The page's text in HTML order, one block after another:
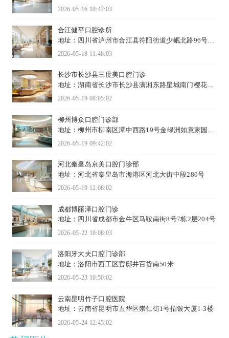
2026-05-16 10:47:03
合江健平口腔诊所
地址：四川省泸州市合江县符阳街道少岷北路96号B
2026-05-18 11:48:03
长沙市长沙县三度美口腔门诊
地址：湖南省长沙市长沙县潇湘东路星城南门樱花苑
2026-05-19 08:05:02
柳州博众口腔门诊部
地址：柳州市柳南区潭中西路19号金绿洲如意家园
2026-05-19 09:42:02
河北秦皇岛京美口腔门诊部
地址：河北省秦皇岛市海港区河北大街中段280号
2026-05-19 12:08:02
成都博丽泽口腔门诊
地址：四川省成都市金牛区马鞍南街8号7栋2层204号
2026-05-22 10:08:03
洛阳牙大夫口腔门诊部
地址：洛阳市西工区官邸井百货南50米
2026-05-23 10:50:02
云南昆明竹子口腔医院
地址：云南省昆明市五华区崇仁街1号招银大厦1-3楼
2026-05-24 12:45:02